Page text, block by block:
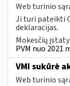
Web turinio
Ji turi pateikti
deklaracijas.
Mokesčių
PVM nuo 2021
VMI sukūrė
Web turinio